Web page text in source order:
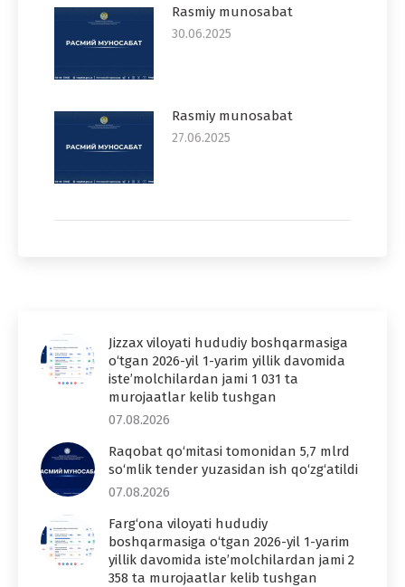
Rasmiy munosabat
30.06.2025
Rasmiy munosabat
27.06.2025
Jizzax viloyati hududiy boshqarmasiga
o‘tgan 2026-yil 1-yarim yillik davomida
iste’molchilardan jami 1 031 ta
murojaatlar kelib tushgan
07.08.2026
Raqobat qo‘mitasi tomonidan 5,7 mlrd
so‘mlik tender yuzasidan ish qo‘zg‘atildi
07.08.2026
Farg‘ona viloyati hududiy
boshqarmasiga o‘tgan 2026-yil 1-yarim
yillik davomida iste’molchilardan jami 2
358 ta murojaatlar kelib tushgan